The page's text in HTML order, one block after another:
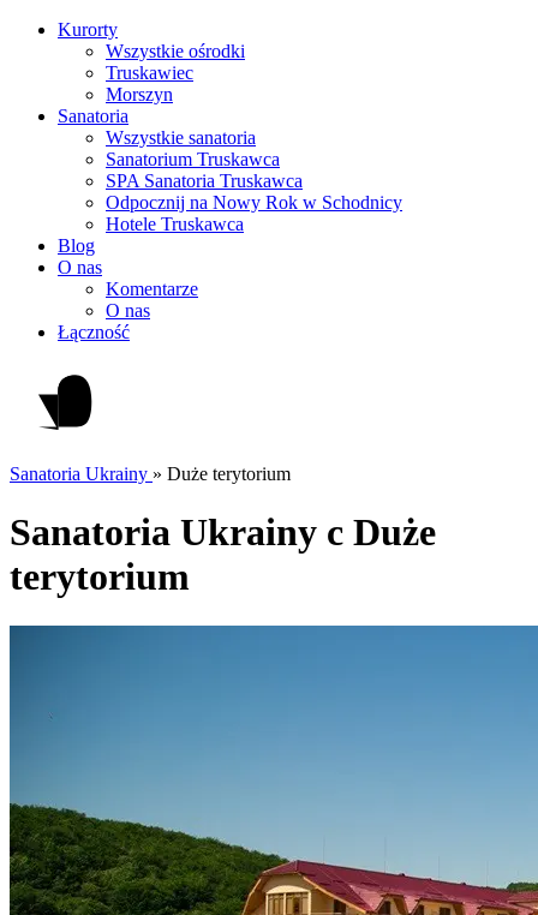
Kurorty
Wszystkie ośrodki
Truskawiec
Morszyn
Sanatoria
Wszystkie sanatoria
Sanatorium Truskawca
SPA Sanatoria Truskawca
Odpocznij na Nowy Rok w Schodnicy
Hotele Truskawca
Blog
O nas
Komentarze
O nas
Łączność
Sanatoria Ukrainy » Duże terytorium
Sanatoria Ukrainy c Duże
terytorium